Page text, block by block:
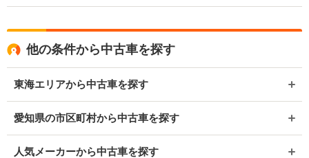
他の条件から中古車を探す
東海エリアから中古車を探す
愛知県の市区町村から中古車を探す
人気メーカーから中古車を探す